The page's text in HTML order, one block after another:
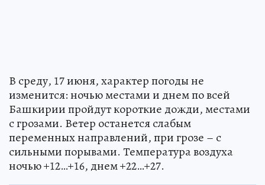
В среду, 17 июня, характер погоды не
изменится: ночью местами и днем по всей
Башкирии пройдут короткие дожди, местами
с грозами. Ветер останется слабым
переменных направлений, при грозе – с
сильными порывами. Температура воздуха
ночью +12…+16, днем +22…+27.